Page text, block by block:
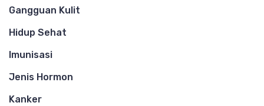
Gangguan Kulit
Hidup Sehat
Imunisasi
Jenis Hormon
Kanker